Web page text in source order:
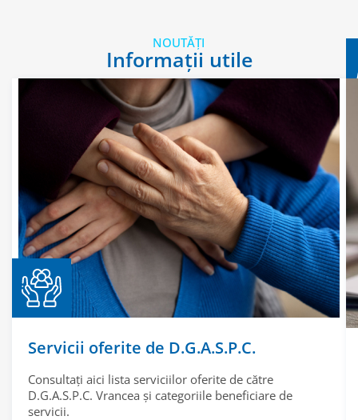
NOUTĂȚI
Informații utile
Servicii oferite de D.G.A.S.P.C.
Consultați aici lista serviciilor oferite de către
D.G.A.S.P.C. Vrancea și categoriile beneficiare de
servicii.